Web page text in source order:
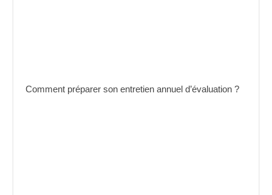
Comment préparer son entretien annuel d’évaluation ?